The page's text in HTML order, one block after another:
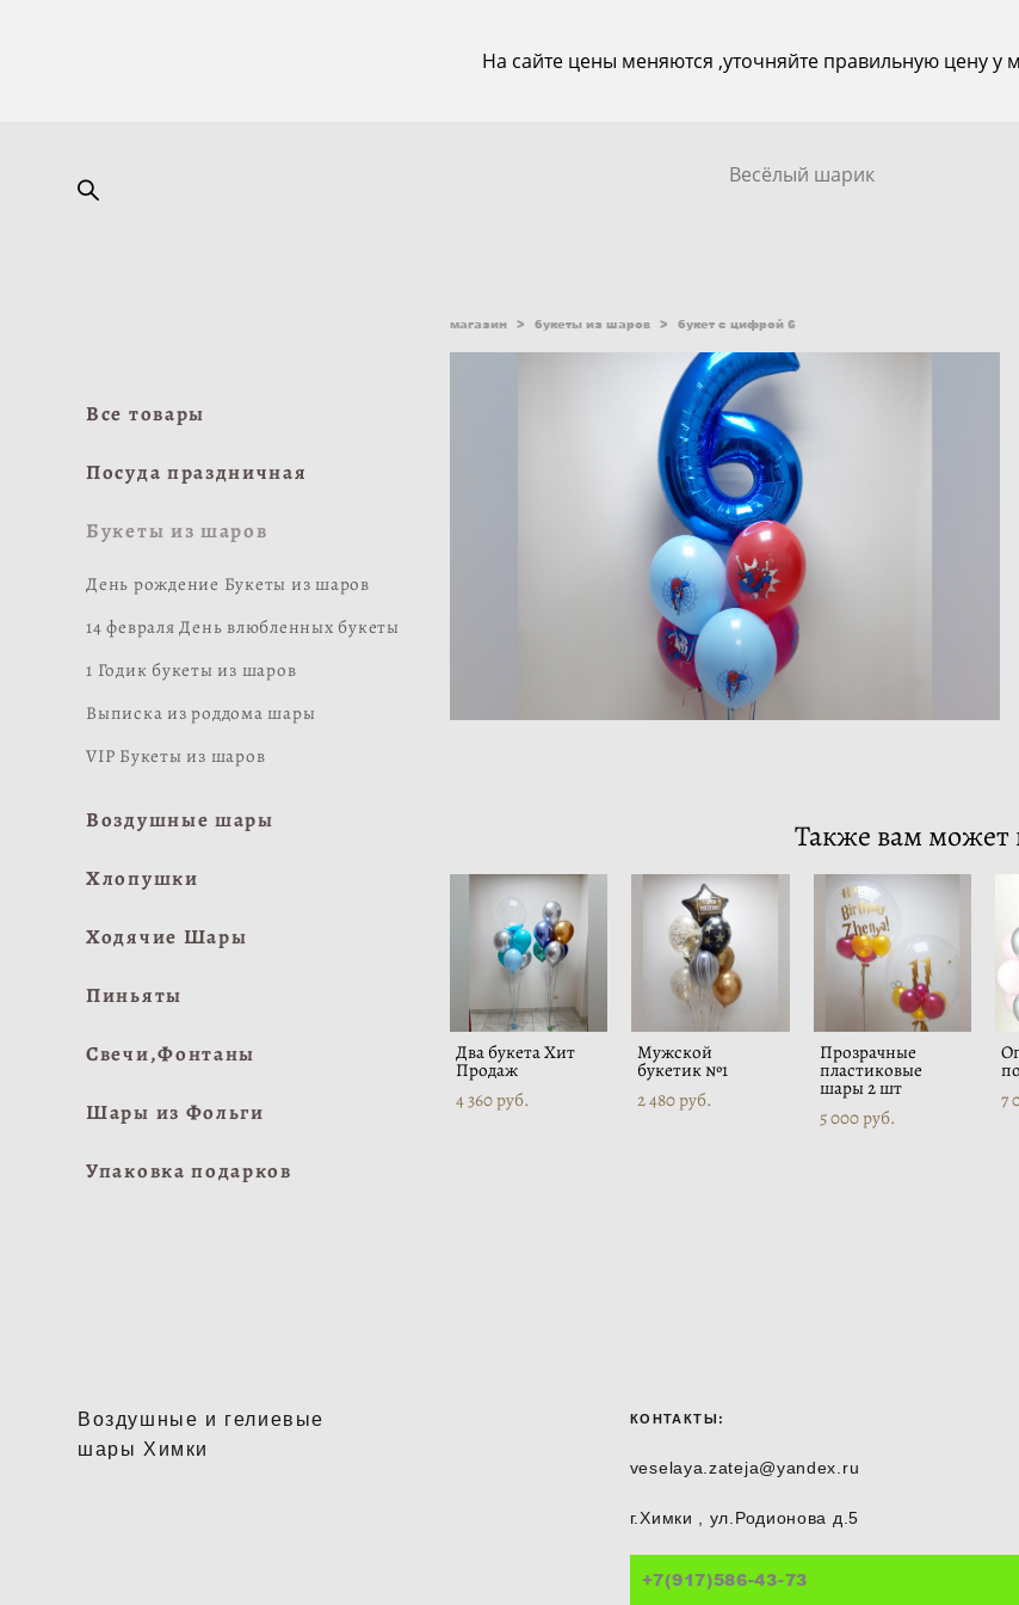
На сайте цены меняются ,уточняйте правильную цену у
Весёлый шарик
Все товары
Посуда праздничная
Букеты из шаров
День рождение Букеты из шаров
14 февраля День влюбленных букеты
1 Годик букеты из шаров
Выписка из роддома шары
VIP Букеты из шаров
Воздушные шары
Хлопушки
Ходячие Шары
Пиньяты
Свечи,Фонтаны
Шары из Фольги
Упаковка подарков
магазин > букеты из шаров > букет с цифрой 6
Также вам может
Два букета Хит
Продаж
4 360 pуб.
Мужской
букетик №1
2 480 pуб.
Прозрачные
пластиковые
шары 2 шт
5 000 pуб.
7
Воздушные и гелиевые
шары Химки
КОНТАКТЫ:
veselaya.zateja@yandex.ru
г.Химки , ул.Родионова д.5
+7(917)586-43-73